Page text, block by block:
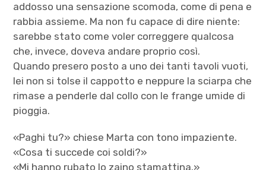
addosso una sensazione scomoda, come di pena e
rabbia assieme. Ma non fu capace di dire niente:
sarebbe stato come voler correggere qualcosa
che, invece, doveva andare proprio così.
Quando presero posto a uno dei tanti tavoli vuoti,
lei non si tolse il cappotto e neppure la sciarpa che
rimase a penderle dal collo con le frange umide di
pioggia.
«Paghi tu?» chiese Marta con tono impaziente.
«Cosa ti succede coi soldi?»
«Mi hanno rubato lo zaino stamattina.»